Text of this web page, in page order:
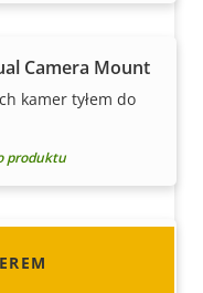
Camera Mount
kamer tyłem do
produktu
Mount
instalatorem?
kraju na